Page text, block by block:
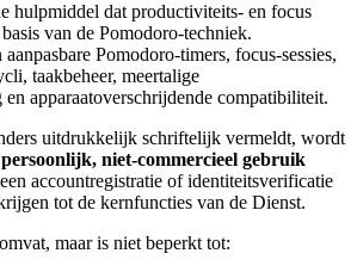
hulpmiddel dat productiviteits- en focus
van de Pomodoro-techniek.
Pomodoro-timers, focus-sessies,
taakbeheer, meertalige
en apparaatoverschrijdende compatibiliteit.
uitdrukkelijk schriftelijk vermeldt, wordt
niet-commercieel gebruik
accountregistratie of identiteitsverificatie
tot de kernfuncties van de Dienst.
maar is niet beperkt tot: